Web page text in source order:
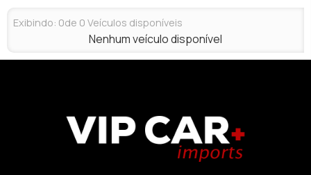
Exibindo: 0de 0 Veículos disponíveis
Nenhum veículo disponível